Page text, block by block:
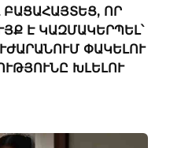
ՈՐ
Է ԿԱԶՄԱԿԵՐՊԵԼ՝
ՓԱԿԵԼՈՒ
ԽԼԵԼՈՒ